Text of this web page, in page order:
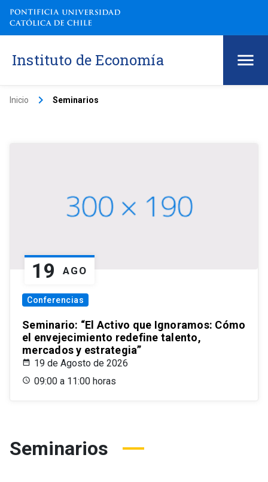
Instituto de Economía
Inicio keyboard_arrow_right Seminarios
19 AGO
Conferencias
Seminario: “El Activo que Ignoramos: Cómo
el envejecimiento redefine talento,
mercados y estrategia”
19 de Agosto de 2026
09:00 a 11:00 horas
Seminarios